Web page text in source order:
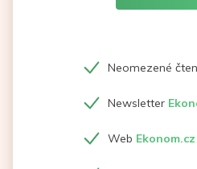
Neomezené
Newsletter
Web